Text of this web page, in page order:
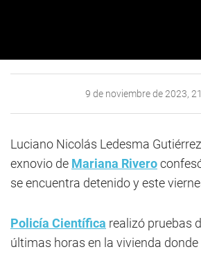
9 de noviembre de 2023,
Luciano Nicolás Ledesma
exnovio de Mariana Rivero
se encuentra detenido y este
Policía Científica realizó pruebas
últimas horas en la vivienda donde